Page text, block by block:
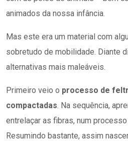
animados da nossa infância.
Mas este era um material com
sobretudo de mobilidade. Diante
alternativas mais maleáveis.
Primeiro veio o processo de
compactadas. Na sequência,
entrelaçar as fibras, num
Resumindo bastante, assim